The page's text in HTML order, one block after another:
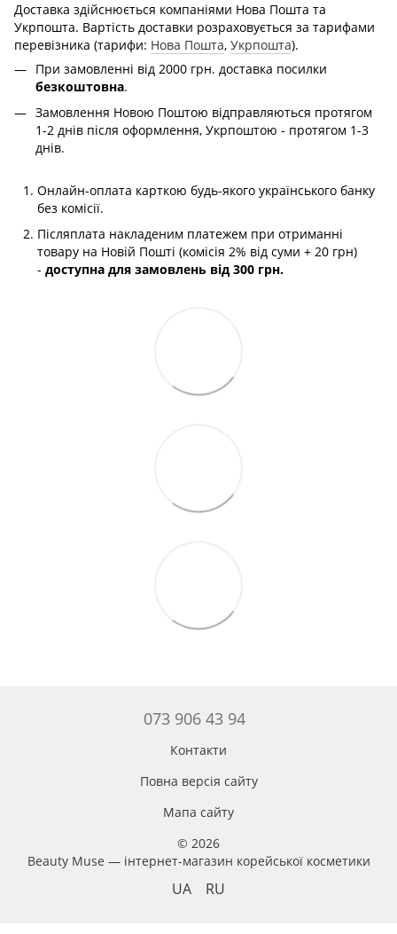
Доставка здійснюється компаніями Нова Пошта та
Укрпошта. Вартість доставки розраховується за тарифами
перевізника (тарифи: Нова Пошта, Укрпошта).
При замовленні від 2000 грн. доставка посилки
безкоштовна.
Замовлення Новою Поштою відправляються протягом
1-2 днів після оформлення, Укрпоштою - протягом 1-3
днів.
Онлайн-оплата карткою будь-якого українського банку
без комісії.
Післяплата накладеним платежем при отриманні
товару на Новій Пошті (комісія 2% від суми + 20 грн)
- доступна для замовлень від 300 грн.
073 906 43 94
Контакти
Повна версія сайту
Мапа сайту
© 2026
Beauty Muse — інтернет-магазин корейської косметики
UA RU